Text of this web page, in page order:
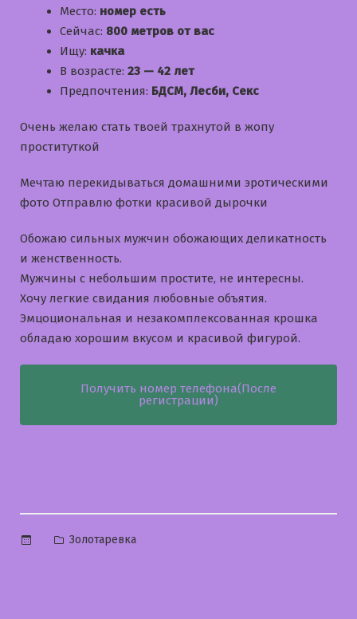
Место: номер есть
Сейчас: 800 метров от вас
Ищу: качка
В возрасте: 23 — 42 лет
Предпочтения: БДСМ, Лесби, Секс
Очень желаю стать твоей трахнутой в жопу
проституткой
Мечтаю перекидываться домашними эротическими
фото Отправлю фотки красивой дырочки
Обожаю сильных мужчин обожающих деликатность
и женственность.
Мужчины с небольшим простите, не интересны.
Хочу легкие свидания любовные объятия.
Эмцоциональная и незакомплексованная крошка
обладаю хорошим вкусом и красивой фигурой.
Получить номер телефона(После
регистрации)
Опубликовано
Золотаревка